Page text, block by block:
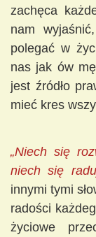
zachęca
nam
polegać w
nas jak ów
jest źródło
mieć kres
„Niech się
niech się
innymi tymi
radości
życiowe